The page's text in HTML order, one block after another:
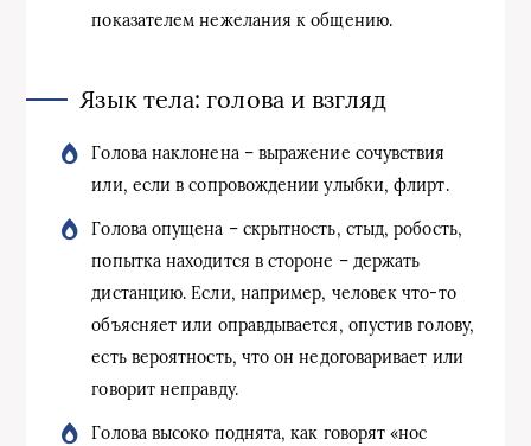
показателем нежелания к общению.
Язык тела: голова и взгляд
Голова наклонена – выражение сочувствия
или, если в сопровождении улыбки, флирт.
Голова опущена – скрытность, стыд, робость,
попытка находится в стороне – держать
дистанцию. Если, например, человек что-то
объясняет или оправдывается, опустив голову,
есть вероятность, что он недоговаривает или
говорит неправду.
Голова высоко поднята, как говорят «нос